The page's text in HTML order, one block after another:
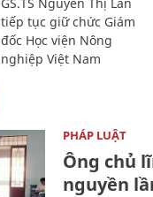
tiếp tục giữ chức Giám
đốc Học viện Nông
nghiệp Việt Nam
PHÁP LUẬT
Ông chủ
nguyền